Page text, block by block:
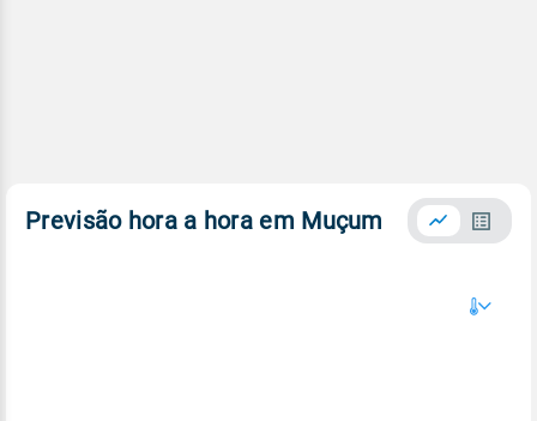
Previsão hora a hora em Muçum